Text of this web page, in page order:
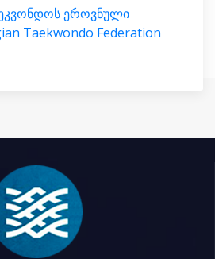
ეროვნული
Taekwondo Federation